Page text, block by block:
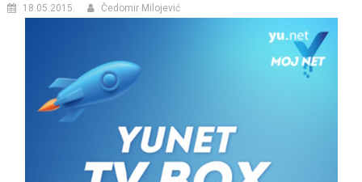
18.05.2015. Čedomir Milojević